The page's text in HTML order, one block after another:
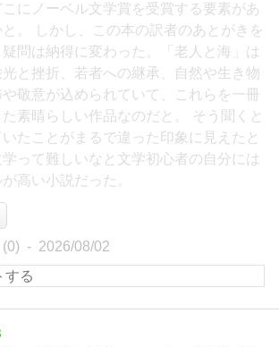
こにノーベル文学賞を受賞する要素があ
と。 しかし、この本の訳者のあとがきを
疑問は納得に変わった。「老人と海」は
光と挫折、若者への継承、自然や生き物
敬意が込められていて、これらを一冊
素晴らしい作品なのだと。 そう聞くと
たことがまるで違った印象に見えたと
学って難しいなと文学初心者の自分には
高い小説だった。
2026/08/02